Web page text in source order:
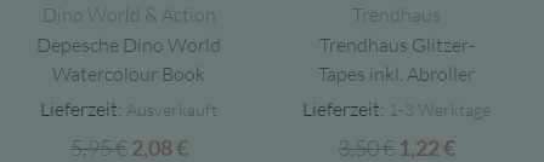
Dino World & Action
Depesche Dino World
Watercolour Book
Lieferzeit: Ausverkauft
5,95€ Ursprünglicher
2,08€Aktueller
Trendhaus
Trendhaus Glitzer-
Tapes inkl. Abroller
Lieferzeit: 1-3 Werktage
3,50€ Ursprünglicher
1,22€